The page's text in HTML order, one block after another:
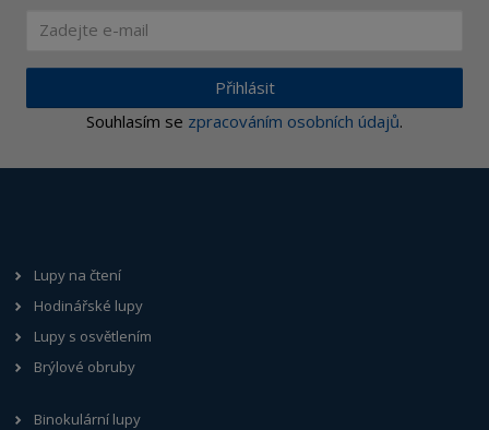
Přihlásit
Souhlasím se zpracováním osobních údajů.
Lupy na čtení
Hodinářské lupy
Lupy s osvětlením
Brýlové obruby
Binokulární lupy